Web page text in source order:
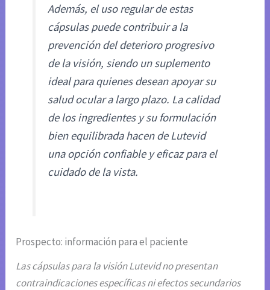
Además, el uso regular de estas
cápsulas puede contribuir a la
prevención del deterioro progresivo
de la visión, siendo un suplemento
ideal para quienes desean apoyar su
salud ocular a largo plazo. La calidad
de los ingredientes y su formulación
bien equilibrada hacen de Lutevid
una opción confiable y eficaz para el
cuidado de la vista.
Prospecto: información para el paciente
Las cápsulas para la visión Lutevid no presentan
contraindicaciones específicas ni efectos secundarios